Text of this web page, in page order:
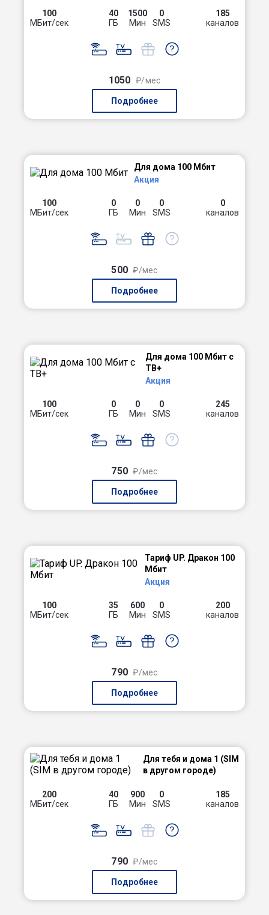
100
МБит/сек
40
ГБ
1500
Мин
0
SMS
185
каналов
1050 ₽/мес
Подробнее
Для дома 100 Мбит
Акция
100
МБит/сек
0
ГБ
0
Мин
0
SMS
0
каналов
500 ₽/мес
Подробнее
Для дома 100 Мбит с
ТВ+
Акция
100
МБит/сек
0
ГБ
0
Мин
0
SMS
245
каналов
750 ₽/мес
Подробнее
Тариф UP. Дракон 100
Мбит
Акция
100
МБит/сек
35
ГБ
600
Мин
0
SMS
200
каналов
790 ₽/мес
Подробнее
Для тебя и дома 1 (SIM
в другом городе)
200
МБит/сек
40
ГБ
900
Мин
0
SMS
185
каналов
790 ₽/мес
Подробнее